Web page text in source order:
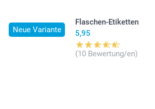
Neue Variante
Flaschen-Etiketten
5,95
(10 Bewertung/en)